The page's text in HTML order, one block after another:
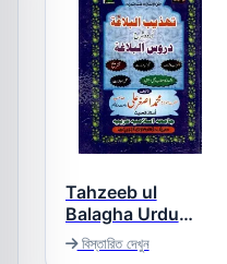
Tahzeeb ul
Balagha Urdu
Sharh Duroos ul
Balaghah تھذیب
বিস্তারিত দেখুন